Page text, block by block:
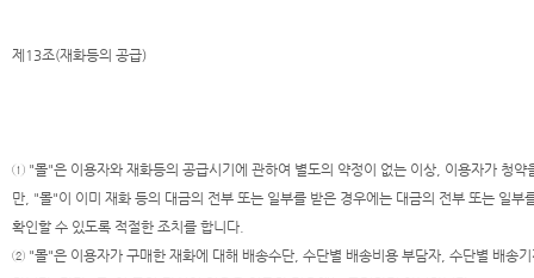
제13조(재화등의 공급)
① "몰"은 이용자와 재화등의 공급시기에 관하여 별도의 약정이 없는 이상, 이용자가 청
만, "몰"이 이미 재화 등의 대금의 전부 또는 일부를 받은 경우에는 대금의 전부 또는 일
확인할 수 있도록 적절한 조치를 합니다.
② "몰"은 이용자가 구매한 재화에 대해 배송수단, 수단별 배송비용 부담자, 수단별 배송